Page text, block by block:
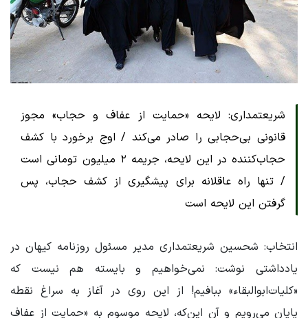
شریعتمداری: لایحه «حمایت از عفاف و حجاب» مجوز
قانونی بی‌حجابی را صادر می‌کند / اوج برخورد با کشف
حجاب‌کننده در این لایحه، جریمه ۲ میلیون تومانی است
/ تنها راه عاقلانه برای پیشگیری از کشف حجاب، پس
گرفتن این لایحه است
انتخاب: شحسین شریعتمداری مدیر مسئول روزنامه کیهان در
یادداشتی نوشت: نمی‌خواهیم و بایسته هم نیست که
«کلیات‌ابوالبقاء» ببافیم! از این روی در آغاز به سراغ نقطه
پایان می‌رویم و آن این‌که، لایحه موسوم به «حمایت از عفاف